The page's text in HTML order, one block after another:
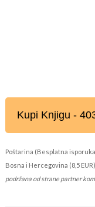
Kupi Knjigu -
Poštarina (Besplatna
Bosna i Hercegovina (8,5
podržana od strane partner